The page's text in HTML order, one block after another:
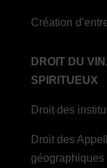
Création
DROIT DU
SPIRITUEUX
Droit des
Droit des
géographiques